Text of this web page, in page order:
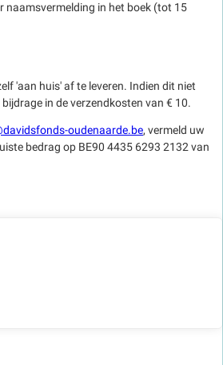
naamsvermelding in het boek (tot 15
'aan huis' af te leveren. Indien dit niet
in de verzendkosten van € 10.
oudenaarde.be, vermeld uw
bedrag op BE90 4435 6293 2132 van